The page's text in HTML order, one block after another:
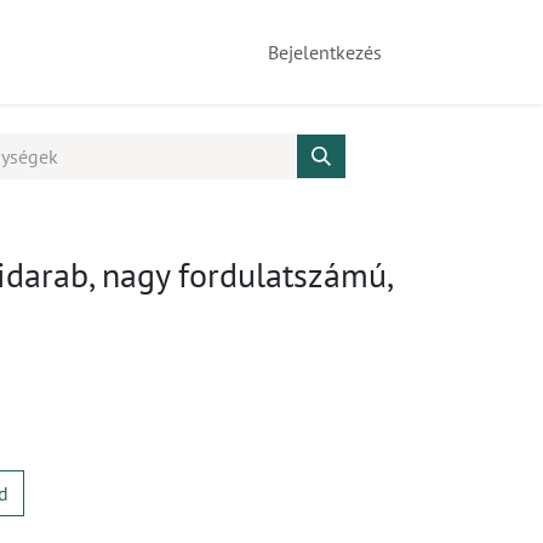
Bejelentkezés
nagy fordulatszámú,